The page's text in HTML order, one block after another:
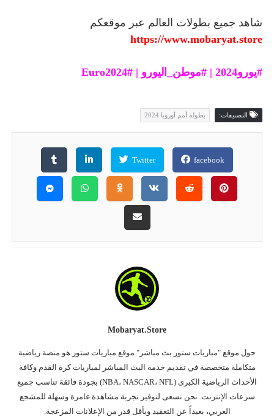
شاهد جميع بطولات العالم عبر موقعكم
https://www.mobaryat.store
#يورو2024 | #موطن_اليورو | #Euro2024
التصنيفات: بطولة أمم أوروبا 2024
facebook
Twitter
Mobaryat.store
حول موقع "مباريات ستور بث مباشر" موقع مباريات ستور هو منصة رياضية
متكاملة متخصصة في تقديم خدمة البث المباشر لمباريات كرة القدم وكافة
الأحداث الرياضية الكبرى (NBA، NASCAR، NFL) بجودة فائقة تناسب جميع
سرعات الإنترنت. نحن نسعى لتوفير تجربة مشاهدة غامرة وسهلة للمشجع
العربي، بعيداً عن التعقيد وبأقل قدر من الإعلانات المزعجة.